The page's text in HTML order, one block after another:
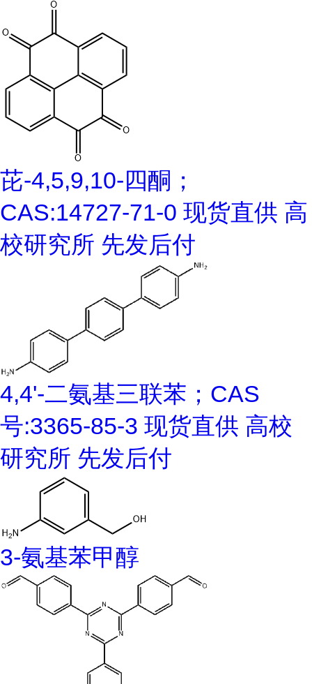
芘-4,5,9,10-四酮；
CAS:14727-71-0 现货直供 高
校研究所 先发后付
4,4'-二氨基三联苯；CAS
号:3365-85-3 现货直供 高校
研究所 先发后付
3-氨基苯甲醇